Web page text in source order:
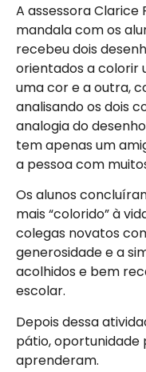
A assessora
mandala com os
recebeu dois
orientados a colorir
uma cor e a outra,
analisando os dois
analogia do
tem apenas um
a pessoa com
Os alunos
mais “colorido” à
colegas novatos
generosidade e a
acolhidos e bem
escolar.
Depois dessa
pátio,
aprenderam.